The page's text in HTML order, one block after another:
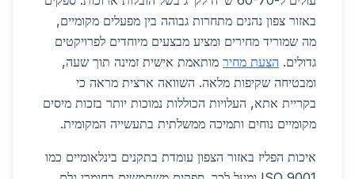
באזור צפון נהנים מתחרות גבוהה בין מפעלים מקומיים,
מה שמוריד מחירים ומציע מבצעים מיוחדים לפרויקטים
גדולים. הצעת מחיר מותאמת אישית זמינה תוך שעה,
ומבטיחה שקיפות מלאה. השוואה ארצית מראה כי
בקריית אתא, העלויות הכוללות נמוכות יותר בזכות מיסים
מקומיים נוחים ותמיכה ממשלתית בתעשייה המקומית.
איכות הפליז באזור הצפון עומדת בתקנים בינלאומיים כמו